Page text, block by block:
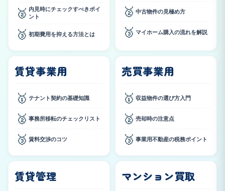
🥈 内見時にチェックすべきポイ
ント
🥉 初期費用を抑える方法とは
🥈 中古物件の見極め方
🥉 マイホーム購入の流れを解説
賃貸事業用
🥇 テナント契約の基礎知識
🥈 事務所移転のチェックリスト
🥉 賃料交渉のコツ
売買事業用
🥇 収益物件の選び方入門
🥈 売却時の注意点
🥉 事業用不動産の税務ポイント
賃貸管理 マンション買取